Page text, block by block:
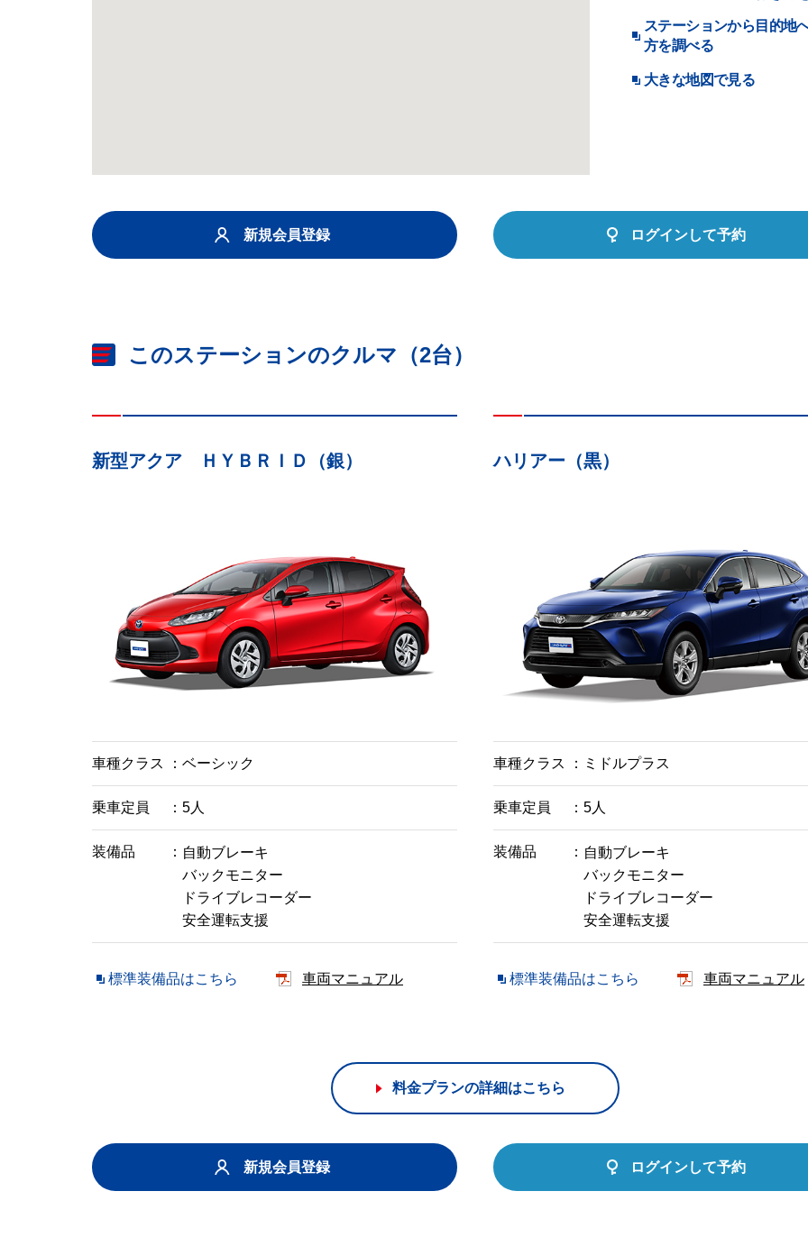
ステーションから目的地
方を調べる
大きな地図で見る
新規会員登録 ログインして予約
このステーションのクルマ（2台）
新型アクア ＨＹＢＲＩＤ（銀）
車種クラス ベーシック
乗車定員 5人
装備品
自動ブレーキ
バックモニター
ドライブレコーダー
安全運転支援
標準装備品はこちら 車両マニュアル
ハリアー（黒）
車種クラス ミドルプラス
乗車定員 5人
装備品
自動ブレーキ
バックモニター
ドライブレコーダー
安全運転支援
標準装備品はこちら 車両マニュアル
料金プランの詳細はこちら
新規会員登録 ログインして予約